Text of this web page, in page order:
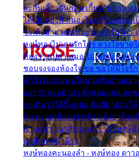
ละกันเกี้ยวกันก่อน เกี้ยวกันก่อน ล
ได้เป็นของพี่ สนองไมตรีน้องแหน่
ซะเด้ออ้าย หงษ์ทองไม่เคยรักใคร
หงษ์ทองไม่เคยรักใคร ดวงใจขาด
ห้องว่างเปล่าเสมอ ไม่เคยจะเผล
ชอบจงจองห้องใจ ขอ ขอให้มีใจรั
พี่ก็วิ่งไปหาแฟนใหม่ บ่จริงอ้ายอย่า
อย่าว่า ละอย่ามา ตั๋วหลอกล่อ ละ
กะเทินว่าได้ขึ้นหย่ม ต้นสีดาต้องใ
ตุ๋น ละแต่เพียงหง่าเค้า แล้วยาอ้า
กายหน้า วนาสิกายหน้า โอ๊ยหงษ์น้
อกสิเพแต่นำอ้าย
หงษ์ทองคะนองลำ - หงษ์ทอง ดาว